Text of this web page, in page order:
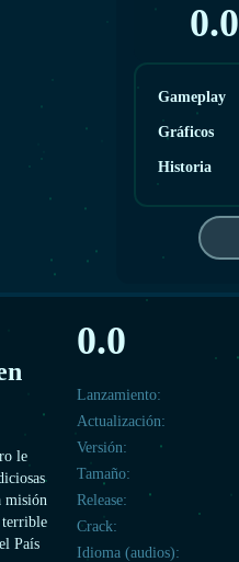
0.0
Gameplay
Gráficos
Historia
le
misión
terrible
País
0.0
Lanzamiento:
Actualización:
Versión:
Tamaño:
Release:
Crack:
Idioma (audios):